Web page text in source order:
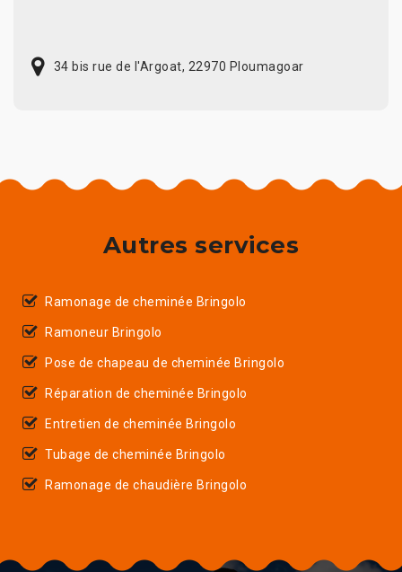
34 bis rue de l'Argoat, 22970 Ploumagoar
Autres services
Ramonage de cheminée Bringolo
Ramoneur Bringolo
Pose de chapeau de cheminée Bringolo
Réparation de cheminée Bringolo
Entretien de cheminée Bringolo
Tubage de cheminée Bringolo
Ramonage de chaudière Bringolo